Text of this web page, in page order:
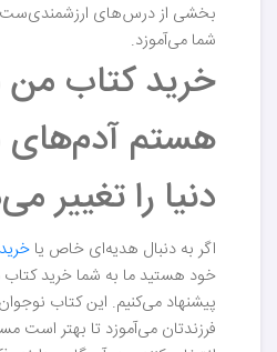
بخشی از درس‌های ارزشمندی‌ست
شما می‌آموزد.
خرید کتاب من
هستم آدم‌های
دنیا را تغییر
اگر به دنبال هدیه‌ای خاص یا
خود هستید ما به شما خرید
پیشنهاد می‌کنیم. این کتاب
فرزندتان می‌آموزد تا بهتر است